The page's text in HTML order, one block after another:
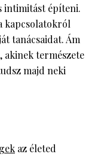
intimitást építeni.
kapcsolatokról
tanácsaidat. Ám
akinek természete
majd neki
az életed